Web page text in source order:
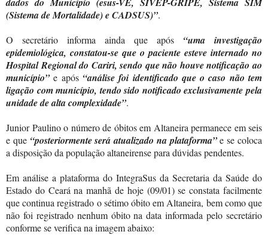
(Sistema de Mortalidade) e CADSUS)”.
O secretário informa ainda que após “uma investigação
epidemiológica, constatou-se que o paciente esteve internado no
Hospital Regional do Cariri, sendo que não houve notificação ao
município”e após “análise foi identificado que o caso não tem
ligação com município, tendo sido notificado exclusivamente pela
unidade de alta complexidade”.
Junior Paulino o número de óbitos em Altaneira permanece em seis
e que “posteriormente será atualizado na plataforma”e se coloca
a disposição da população altaneirense para dúvidas pendentes.
Em análise a plataforma do IntegraSus da Secretaria da Saúde do
Estado do Ceará na manhã de hoje (09/01) se constata facilmente
que continua registrado o sétimo óbito em Altaneira, bem como que
não foi registrado nenhum óbito na data informada pelo secretário
conforme se verifica na imagem abaixo: